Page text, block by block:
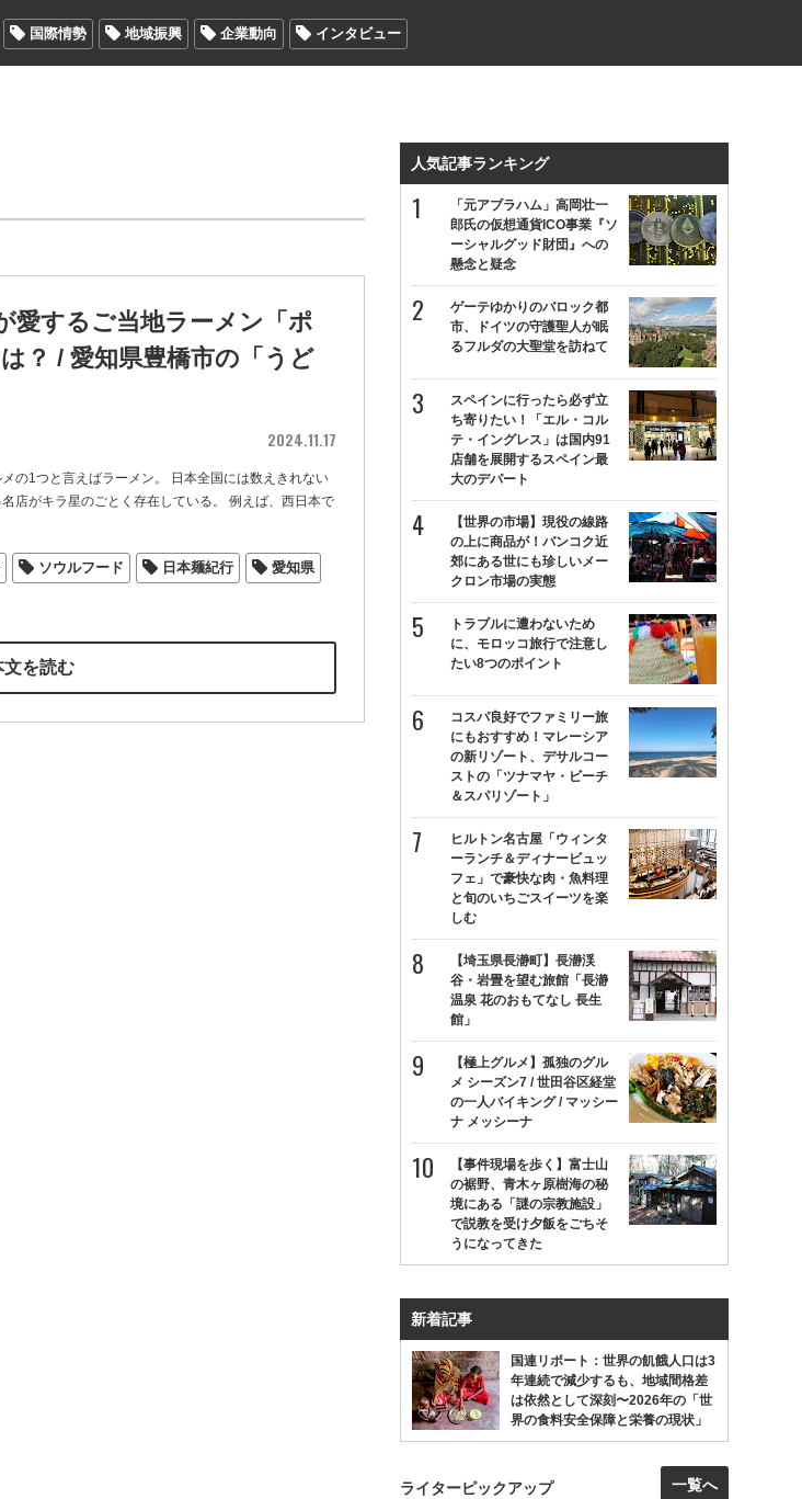
国際情勢 地域振興 企業動向 インタビュー
愛するご当地ラーメン「ポ
？ / 愛知県豊橋市の「うど
2024.11.17
の1つと言えばラーメン。 日本全国には数えきれない
店がキラ星のごとく存在している。 例えば、西日本で
ソウルフード 日本麺紀行 愛知県
文を読む
人気記事ランキング
「元アブラハム」高岡壮一
郎氏の仮想通貨ICO事業『ソ
ーシャルグッド財団』への
懸念と疑念
ゲーテゆかりのバロック都
市、ドイツの守護聖人が眠
るフルダの大聖堂を訪ねて
スペインに行ったら必ず立
ち寄りたい！「エル・コル
テ・イングレス」は国内91
店舗を展開するスペイン最
大のデパート
【世界の市場】現役の線路
の上に商品が！バンコク近
郊にある世にも珍しいメー
クロン市場の実態
トラブルに遭わないため
に、モロッコ旅行で注意し
たい8つのポイント
コスパ良好でファミリー旅
にもおすすめ！マレーシア
の新リゾート、デサルコー
ストの「ツナマヤ・ビーチ
＆スパリゾート」
ヒルトン名古屋「ウィンタ
ーランチ＆ディナービュッ
フェ」で豪快な肉・魚料理
と旬のいちごスイーツを楽
しむ
【埼玉県長瀞町】長瀞渓
谷・岩畳を望む旅館「長瀞
温泉 花のおもてなし 長生
館」
【極上グルメ】孤独のグル
メ シーズン7 / 世田谷区経堂
の一人バイキング / マッシー
ナ メッシーナ
【事件現場を歩く】富士山
の裾野、青木ヶ原樹海の秘
境にある「謎の宗教施設」
で説教を受け夕飯をごちそ
うになってきた
新着記事
国連リポート：世界の飢餓人口は3
年連続で減少するも、地域間格差
は依然として深刻〜2026年の「世
界の食料安全保障と栄養の現状」
ライターピックアップ 一覧へ